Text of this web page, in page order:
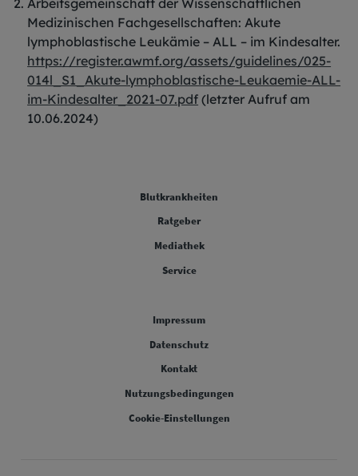
Medizinischen Fachgesellschaften: Akute
lymphoblastische Leukämie – ALL – im Kindesalter.
https://register.awmf.org/assets/guidelines/025-
014l_S1_Akute-lymphoblastische-Leukaemie-ALL-
im-Kindesalter_2021-07.pdf (letzter Aufruf am
10.06.2024)
Blutkrankheiten
Ratgeber
Mediathek
Service
Impressum
Datenschutz
Kontakt
Nutzungsbedingungen
Cookie-Einstellungen